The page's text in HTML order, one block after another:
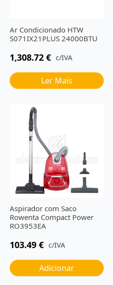
Ar Condicionado HTW
S071IX21PLUS 24000BTU
1,308.72 € c/IVA
Ler Mais
Aspirador com Saco
Rowenta Compact Power
RO3953EA
103.49 € c/IVA
Adicionar